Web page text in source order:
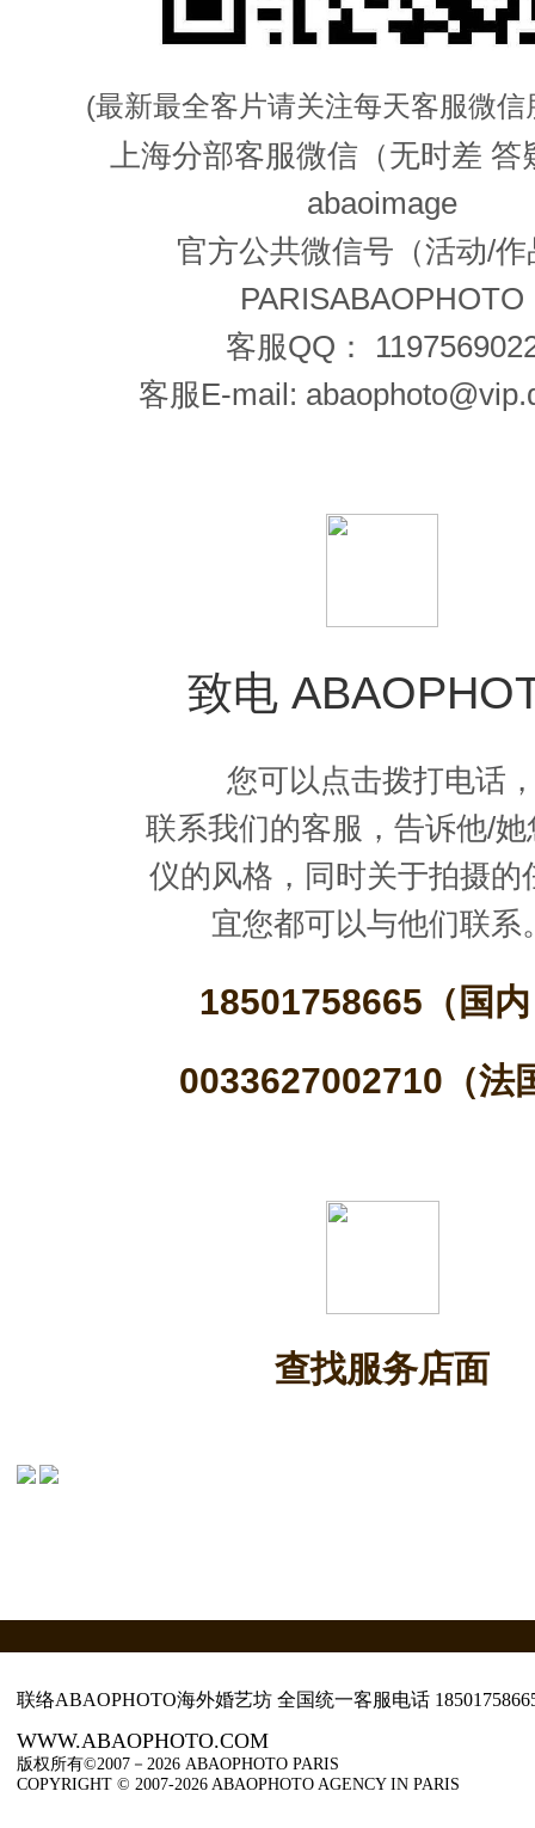
(最新最全客片请关注每天客服微信
上海分部客服微信（无时差 答
abaoimage
官方公共微信号（活动/作
PARISABAOPHOTO
客服QQ：
客服E-mail:
致电
您可以点击拨打电话
联系我们的客服，告诉他/她
仪的风格，同时关于拍摄的
宜您都可以与他们联系
18501758665（国
0033627002710（法
查找服务店面
联络ABAOPHOTO海外婚艺坊 全国统一客服电话
WWW.ABAOPHOTO.COM
版权所有©2007－2026 ABAOPHOTO PARIS
COPYRIGHT © 2007-2026 ABAOPHOTO AGENCY IN PARIS